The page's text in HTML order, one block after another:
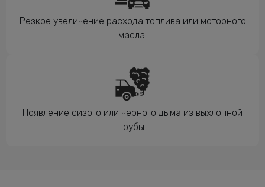
Резкое увеличение расхода топлива или моторного
масла.
Появление сизого или черного дыма из выхлопной
трубы.